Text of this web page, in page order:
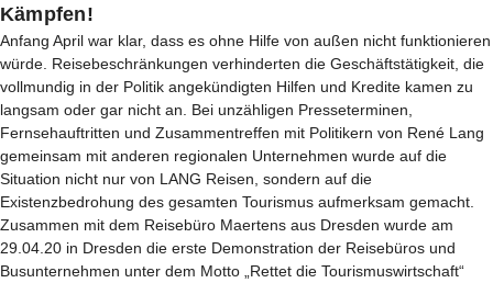
Kämpfen!
Anfang April war klar, dass es ohne Hilfe von außen nicht funktionieren
würde. Reisebeschränkungen verhinderten die Geschäftstätigkeit, die
vollmundig in der Politik angekündigten Hilfen und Kredite kamen zu
langsam oder gar nicht an. Bei unzähligen Presseterminen,
Fernsehauftritten und Zusammentreffen mit Politikern von René Lang
gemeinsam mit anderen regionalen Unternehmen wurde auf die
Situation nicht nur von LANG Reisen, sondern auf die
Existenzbedrohung des gesamten Tourismus aufmerksam gemacht.
Zusammen mit dem Reisebüro Maertens aus Dresden wurde am
29.04.20 in Dresden die erste Demonstration der Reisebüros und
Busunternehmen unter dem Motto „Rettet die Tourismuswirtschaft“